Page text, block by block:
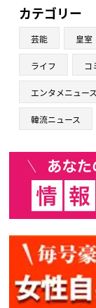
カテゴリー
芸能 皇室
ライフ コ
エンタメニュース
韓流ニュース